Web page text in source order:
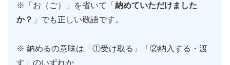
※「お（ご）」を省いて「 納めていただけました
か？ 」でも正しい敬語です。
※ 納めるの意味は「①受け取る」「②納入する・渡
す」のいずれか